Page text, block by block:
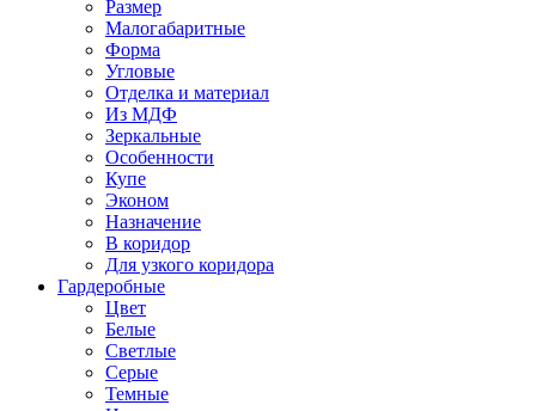
Размер
Малогабаритные
Форма
Угловые
Отделка и материал
Из МДФ
Зеркальные
Особенности
Купе
Эконом
Назначение
В коридор
Для узкого коридора
Гардеробные
Цвет
Белые
Светлые
Серые
Темные